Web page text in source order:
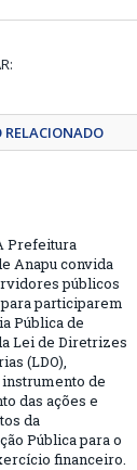
RELACIONADO
Prefeitura
Anapu convida
públicos
participarem
Pública de
Lei de Diretrizes
(LDO),
de
das ações e
da
Pública para o
financeiro.